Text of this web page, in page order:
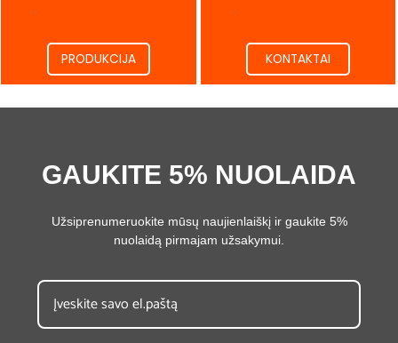
.
PRODUKCIJA
.
KONTAKTAI
GAUKITE 5% NUOLAIDA
Užsiprenumeruokite mūsų naujienlaiškį ir gaukite 5%
nuolaidą pirmajam užsakymui.